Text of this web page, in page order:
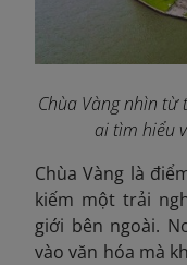
Chùa Vàng nhìn từ
ai tìm hiểu
Chùa Vàng là
kiếm một trải
giới bên ngoài.
vào văn hóa mà